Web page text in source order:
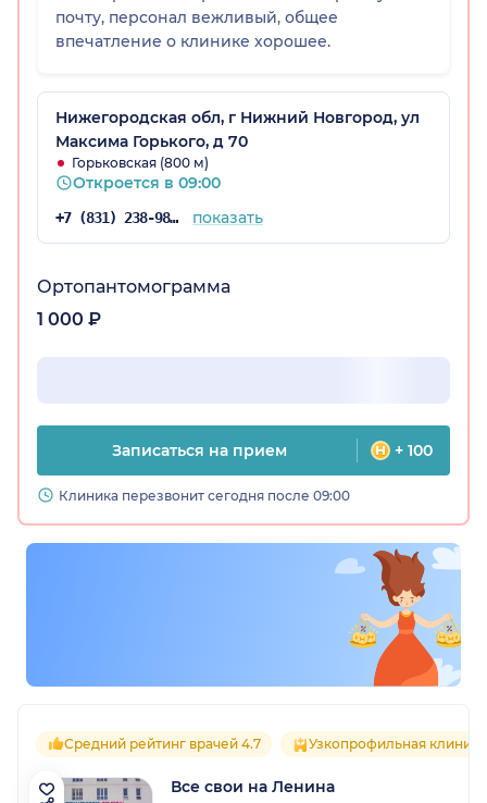
почту, персонал вежливый, общее
впечатление о клинике хорошее.
Нижегородская обл, г Нижний Новгород, ул
Максима Горького, д 70
Горьковская (800 м)
Откроется в 09:00
+7 (831) 238-98-90 показать
Ортопантомограмма
1 000 ₽
Записаться на прием + 100
Клиника перезвонит сегодня после 09:00
Средний рейтинг врачей 4.7 Узкопрофильная клиника
Все свои на Ленина